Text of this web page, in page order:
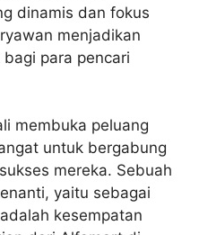
dinamis dan fokus
menjadikan
para pencari
membuka peluang
untuk bergabung
mereka. Sebuah
yaitu sebagai
kesempatan